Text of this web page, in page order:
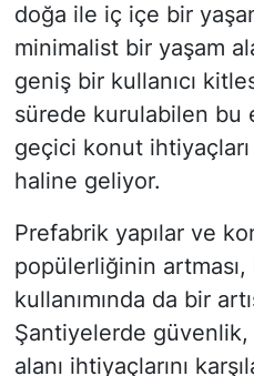
doğa ile iç içe bir
minimalist bir yaşam
geniş bir kullanıcı
sürede kurulabilen bu
geçici konut
haline geliyor.
Prefabrik yapılar ve
popülerliğinin artması,
kullanımında da bir
Şantiyelerde güvenlik,
alanı ihtiyaçlarını